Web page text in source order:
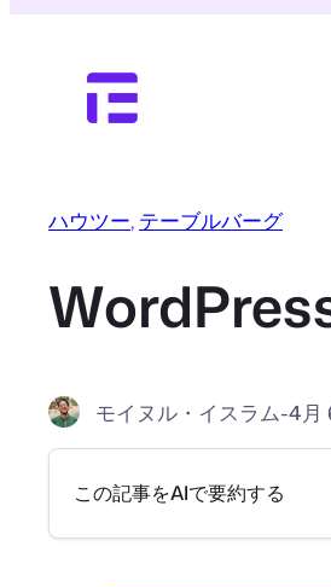
ハウツー, テーブルバーグ
モイヌル・イスラム-4月
この記事をAIで要約する